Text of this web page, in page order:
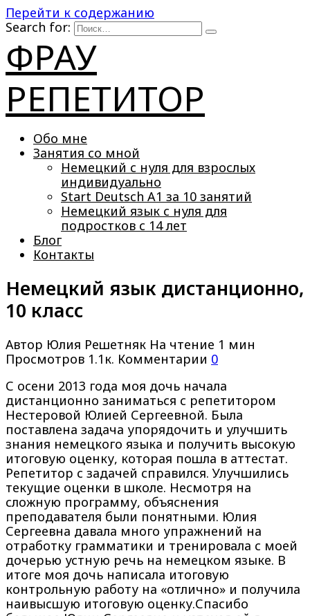
Перейти к содержанию
Search for:
ФРАУ
РЕПЕТИТОР
Обо мне
Занятия со мной
Немецкий с нуля для взрослых
индивидуально
Start Deutsch A1 за 10 занятий
Немецкий язык с нуля для
подростков с 14 лет
Блог
Контакты
Немецкий язык дистанционно,
10 класс
Автор Юлия Решетняк На чтение 1 мин
Просмотров 1.1к. Комментарии 0
С осени 2013 года моя дочь начала
дистанционно заниматься с репетитором
Нестеровой Юлией Сергеевной. Была
поставлена задача упорядочить и улучшить
знания немецкого языка и получить высокую
итоговую оценку, которая пошла в аттестат.
Репетитор с задачей справился. Улучшились
текущие оценки в школе. Несмотря на
сложную программу, объяснения
преподавателя были понятными. Юлия
Сергеевна давала много упражнений на
отработку грамматики и тренировала с моей
дочерью устную речь на немецком языке. В
итоге моя дочь написала итоговую
контрольную работу на «отлично» и получила
наивысшую итоговую оценку.Спасибо